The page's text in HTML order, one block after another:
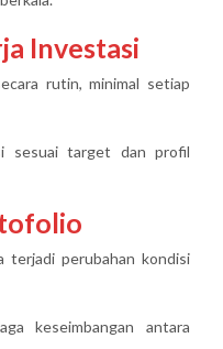
Investasi
rutin, minimal setiap
sesuai target dan profil
terjadi perubahan kondisi
keseimbangan antara